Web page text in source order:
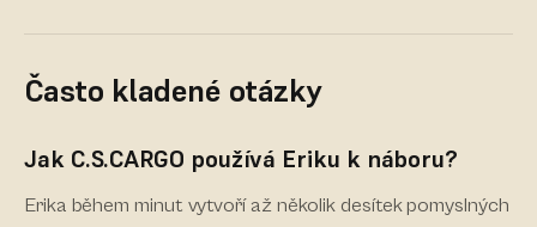
Často kladené otázky
Jak C.S.CARGO používá Eriku k náboru?
Erika během minut vytvoří až několik desítek pomyslných